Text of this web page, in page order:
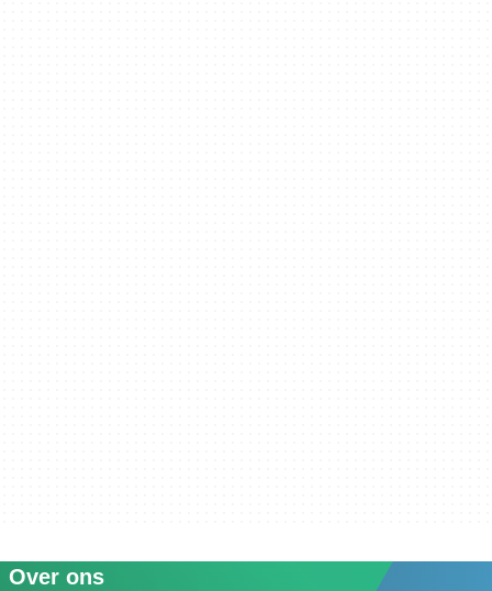
Over ons